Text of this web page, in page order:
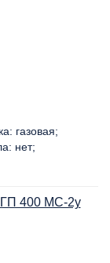
газовая
нет
ГП 400 МС-2у